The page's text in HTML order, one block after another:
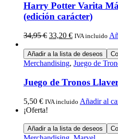
Harry Potter Varita
(edición carácter)
34,95€ 33,20 € IVA incluido
Añadir a la lista de deseos
Merchandising, Juego de
Juego de Tronos
5,50 € IVA incluido Añadir al
¡Oferta!
Añadir a la lista de deseos